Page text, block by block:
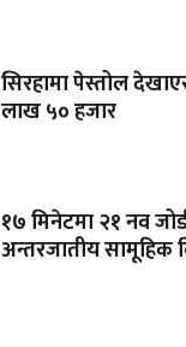
सिरहामा पेस्तोल
लाख ५० हजार
१७ मिनेटमा २१ नव
अन्तरजातीय सामूहिक